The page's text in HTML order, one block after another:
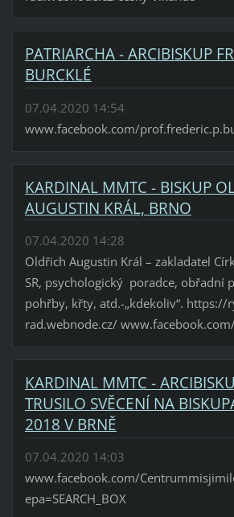
PATRIARCHA - ARCIBISKUP
BURCKLÉ
07.04.2020 14:54
www.facebook.com/
KARDINAL MMTC - BISKUP
AUGUSTIN KRÁL, BRNO
07.04.2020 14:28
Oldřich Augustin Král – zakladatel
SR, psychologický poradce, obřadní
pohřby, křty, atd.-„kdekoliv“. https://
rad.webnode.cz/
KARDINAL MMTC -
TRUSILO SVĚCENÍ NA
2018 V BRNĚ
07.04.2020 14:03
www.facebook.com/
epa=SEARCH_BOX